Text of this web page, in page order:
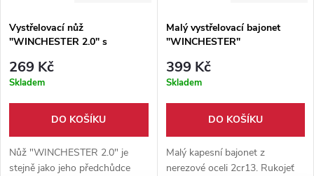
Vystřelovací nůž
"WINCHESTER 2.0" s
269 Kč
Skladem
DO KOŠÍKU
Nůž "WINCHESTER 2.0" je
stejně jako jeho předchůdce
Malý vystřelovací bajonet
"WINCHESTER"
399 Kč
Skladem
DO KOŠÍKU
Malý kapesní bajonet z
nerezové oceli 2cr13. Rukojeť